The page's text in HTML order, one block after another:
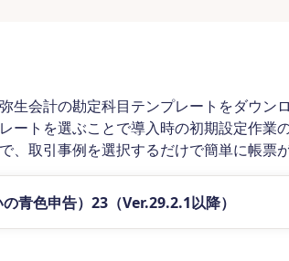
生会計の勘定科目テンプレートをダウン
ートを選ぶことで導入時の初期設定作
、取引事例を選択するだけで簡単に帳票
青色申告）23（Ver.29.2.1以降）